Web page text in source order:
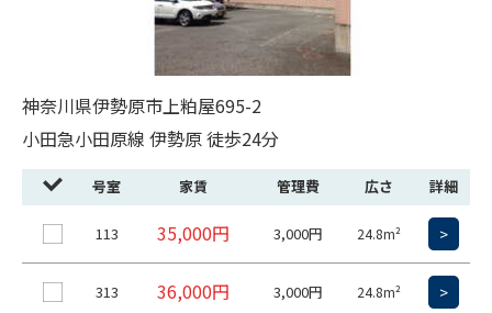
神奈川県伊勢原市上粕屋695-2
小田急小田原線 伊勢原 徒歩24分
号室 家賃 管理費 広さ 詳細
113 35,000円 3,000円 24.8m² >
313 36,000円 3,000円 24.8m² >